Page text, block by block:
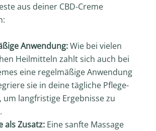
aus deiner CBD-Creme
Anwendung:Wie bei vielen
Heilmitteln zahlt sich auch bei
eine regelmäßige Anwendung
sie in deine tägliche Pflege-
um langfristige Ergebnisse zu
als Zusatz: Eine sanfte Massage